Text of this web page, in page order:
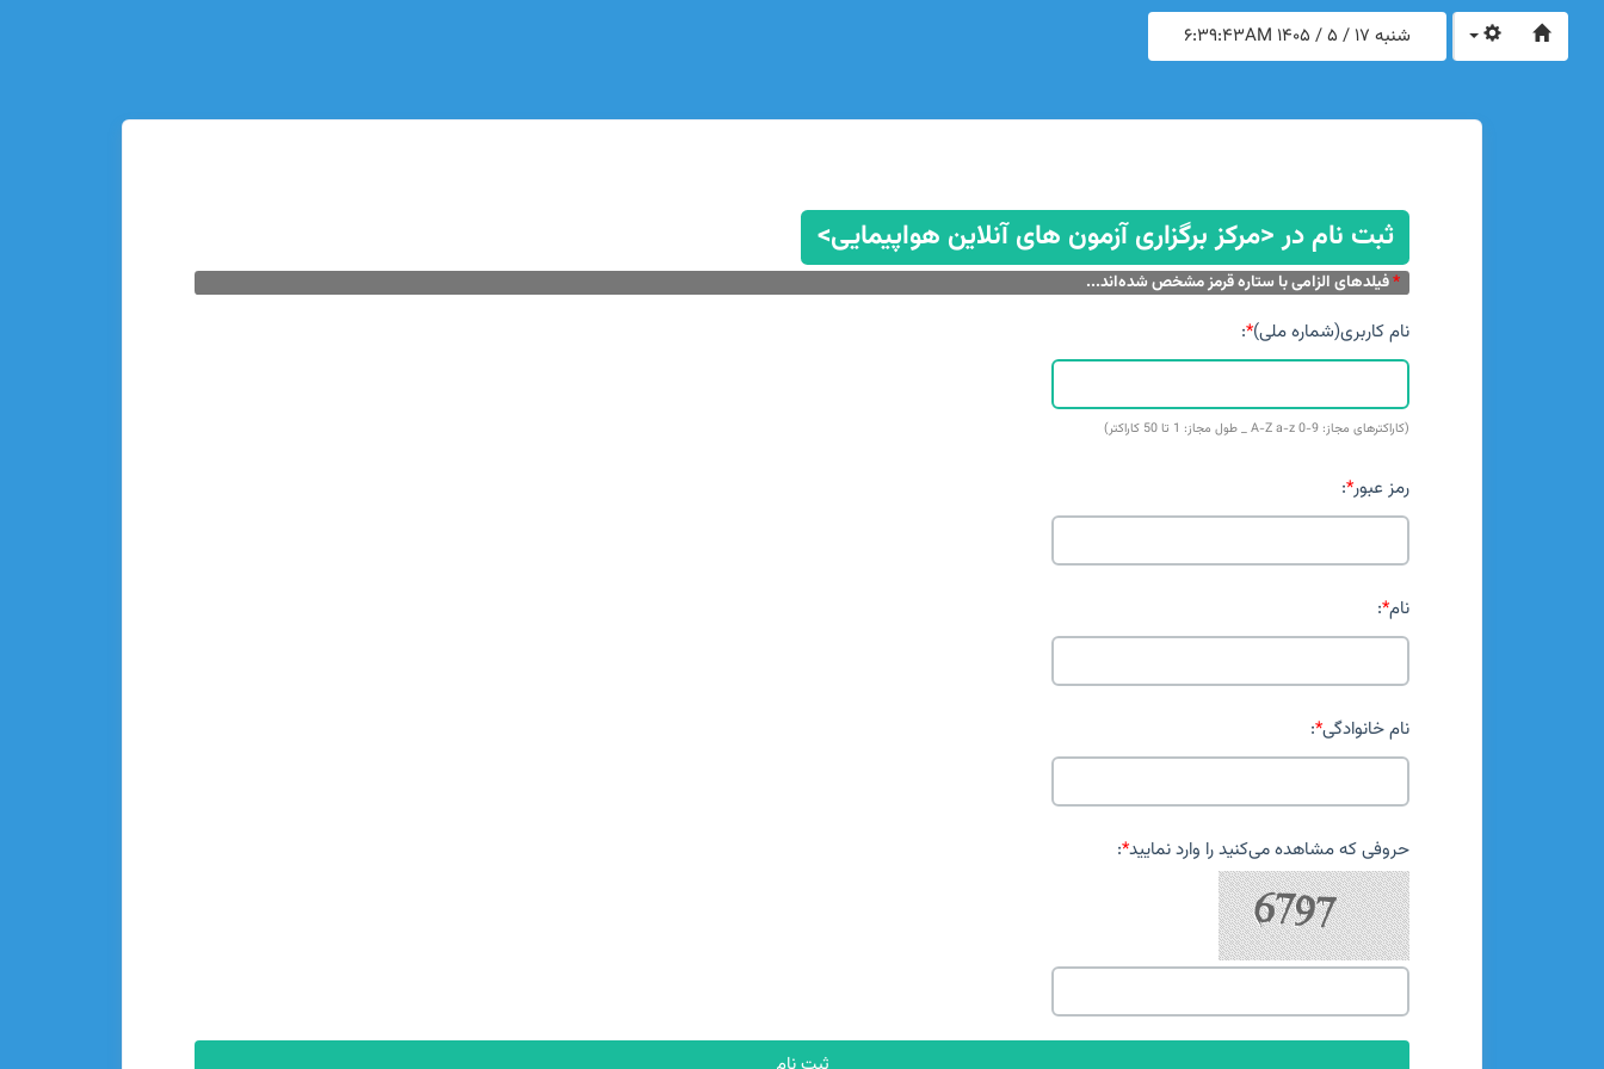
شنبه 17 / 5 / 1405 6:39:43AM
ثبت نام در <مرکز برگزاری آزمون های آنلاین هواپیمایی>
*فیلدهای الزامی با ستاره قرمز مشخص شده‌اند...
نام کاربری(شماره ملی)*
:
(کاراکترهای مجاز: A-Z a-z 0-9 _ طول مجاز: 1 تا 50 کاراکتر)
رمز عبور*
:
نام*
:
نام خانوادگی*
:
حروفی که مشاهده می‌کنید را وارد نمایید*
: